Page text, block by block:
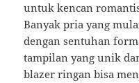
untuk kencan
Banyak pria yang
dengan sentuhan
tampilan yang unik
blazer ringan bisa